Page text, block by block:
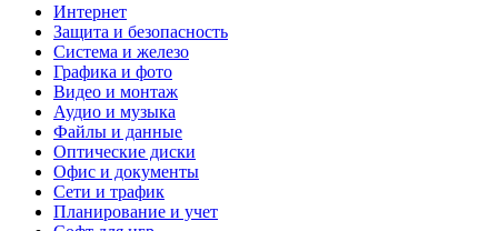
Интернет
Защита и безопасность
Система и железо
Графика и фото
Видео и монтаж
Аудио и музыка
Файлы и данные
Оптические диски
Офис и документы
Сети и трафик
Планирование и учет